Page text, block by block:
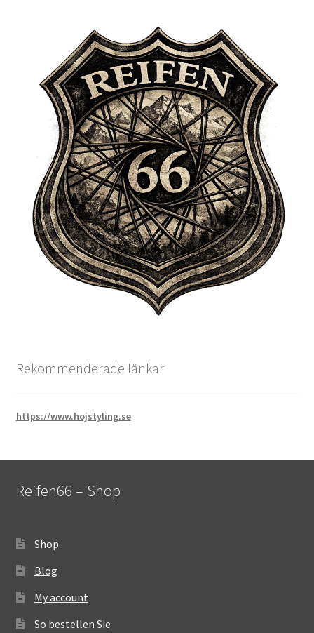
Rekommenderade länkar
https://www.hojstyling.se
Reifen66 – Shop
Shop
Blog
My account
So bestellen Sie